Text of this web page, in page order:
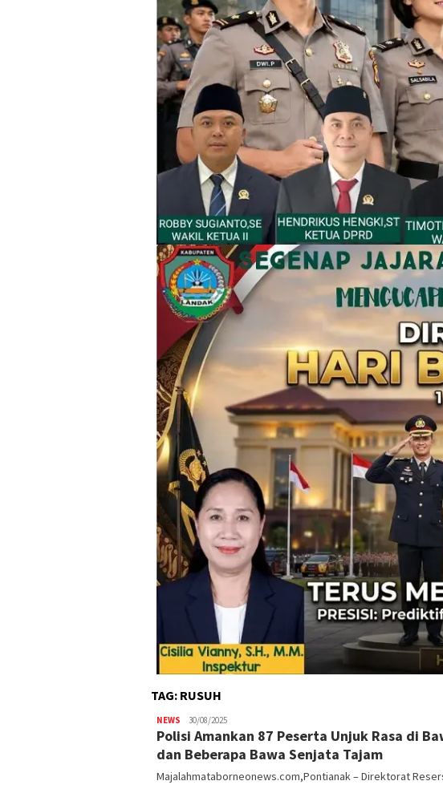
TAG: RUSUH
NEWS 30/08/2025
Polisi Amankan 87 Peserta Unjuk Rasa di
dan Beberapa Bawa Senjata Tajam
Majalahmataborneonews.com,Pontianak – Direktorat